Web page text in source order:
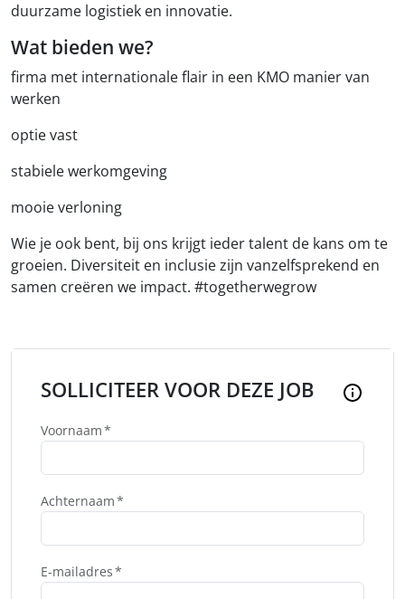
duurzame logistiek en innovatie.
Wat bieden we?
firma met internationale flair in een KMO manier van
werken
optie vast
stabiele werkomgeving
mooie verloning
Wie je ook bent, bij ons krijgt ieder talent de kans om te
groeien. Diversiteit en inclusie zijn vanzelfsprekend en
samen creëren we impact. #togetherwegrow
SOLLICITEER VOOR DEZE JOB
Voornaam
Achternaam
E-mailadres